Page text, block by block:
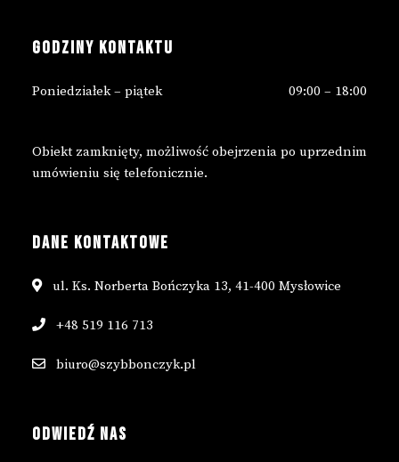
GODZINY KONTAKTU
Poniedziałek – piątek 09:00 – 18:00
Obiekt zamknięty, możliwość obejrzenia po uprzednim
umówieniu się telefonicznie.
DANE KONTAKTOWE
ul. Ks. Norberta Bończyka 13, 41-400 Mysłowice
+48 519 116 713
biuro@szybbonczyk.pl
ODWIEDŹ NAS